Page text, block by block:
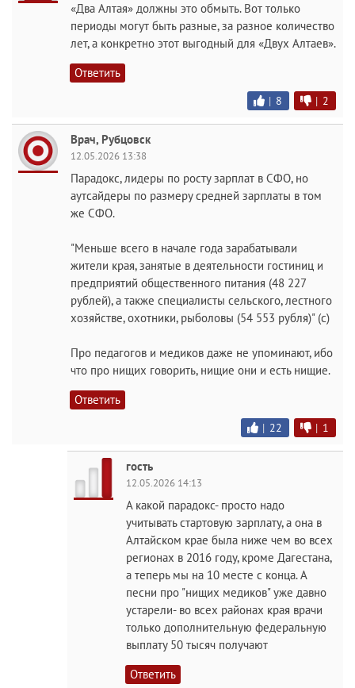
«Два Алтая» должны это обмыть. Вот только
периоды могут быть разные, за разное количество
лет, а конкретно этот выгодный для «Двух Алтаев».
Ответить
| 8 | 2
Врач, Рубцовск
12.05.2026 13:38
Парадокс, лидеры по росту зарплат в СФО, но
аутсайдеры по размеру средней зарплаты в том
же СФО.
"Меньше всего в начале года зарабатывали
жители края, занятые в деятельности гостиниц и
предприятий общественного питания (48 227
рублей), а также специалисты сельского, лестного
хозяйстве, охотники, рыболовы (54 553 рубля)" (с)
Про педагогов и медиков даже не упоминают, ибо
что про нищих говорить, нищие они и есть нищие.
Ответить
| 22 | 1
гость
12.05.2026 14:13
А какой парадокс- просто надо
учитывать стартовую зарплату, а она в
Алтайском крае была ниже чем во всех
регионах в 2016 году, кроме Дагестана,
а теперь мы на 10 месте с конца. А
песни про "нищих медиков" уже давно
устарели- во всех районах края врачи
только дополнительную федеральную
выплату 50 тысяч получают
Ответить